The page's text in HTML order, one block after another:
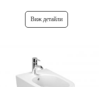
Виж детайли